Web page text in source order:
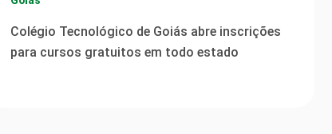
Colégio Tecnológico de Goiás abre inscrições
para cursos gratuitos em todo estado